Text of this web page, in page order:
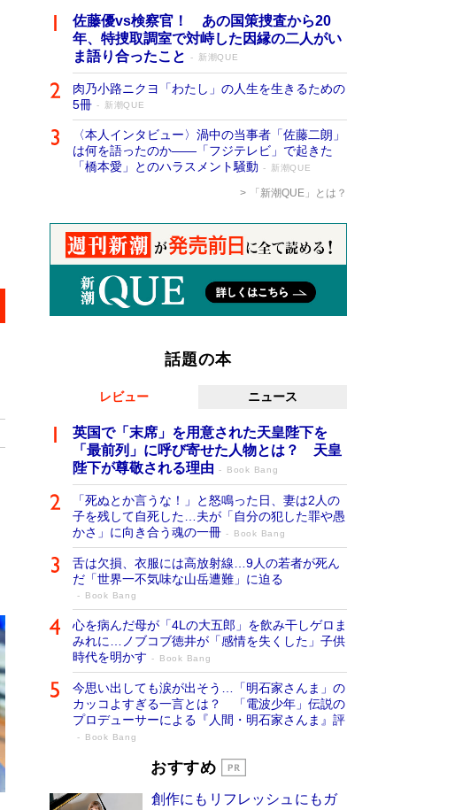
佐藤優vs検察官！ あの国策捜査から20
年、特捜取調室で対峙した因縁の二人がい
ま語り合ったこと
新潮QUE
肉乃小路ニクヨ「わたし」の人生を生きるための
5冊
新潮QUE
〈本人インタビュー〉渦中の当事者「佐藤二朗」
は何を語ったのか――「フジテレビ」で起きた
「橋本愛」とのハラスメント騒動
新潮QUE
「新潮QUE」とは？
話題の本
レビュー ニュース
英国で「末席」を用意された天皇陛下を
「最前列」に呼び寄せた人物とは？ 天皇
陛下が尊敬される理由
Book Bang
「死ぬとか言うな！」と怒鳴った日、妻は2人の
子を残して自死した…夫が「自分の犯した罪や愚
かさ」に向き合う魂の一冊
Book Bang
舌は欠損、衣服には高放射線…9人の若者が死ん
だ「世界一不気味な山岳遭難」に迫る
Book Bang
心を病んだ母が「4Lの大五郎」を飲み干しゲロま
みれに…ノブコブ徳井が「感情を失くした」子供
時代を明かす
Book Bang
今思い出しても涙が出そう…「明石家さんま」の
カッコよすぎる一言とは？ 「電波少年」伝説の
プロデューサーによる『人間・明石家さんま』評
Book Bang
「宇宙兄弟」最終46巻がベストセラー1
物語に幕 特装版には「宇宙で描かれたマ
おすすめ
創作にもリフレッシュにもガ